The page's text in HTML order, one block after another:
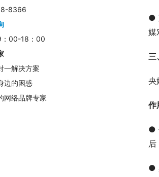
●
媒
三
央
作
●
●
8366
：00-18：00
一解决方案
边的困惑
网络品牌专家